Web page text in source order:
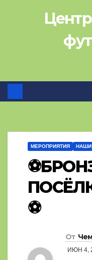
МЕРОПРИЯТИЯ НАШИ
⚽
От
ИЮН 4,